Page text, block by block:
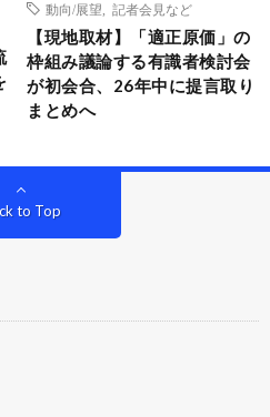
動向/展望
記者会見など
【現地取材】「適正原価」の
枠組み議論する有識者検討会
が初会合、26年中に提言取り
まとめへ
to Top